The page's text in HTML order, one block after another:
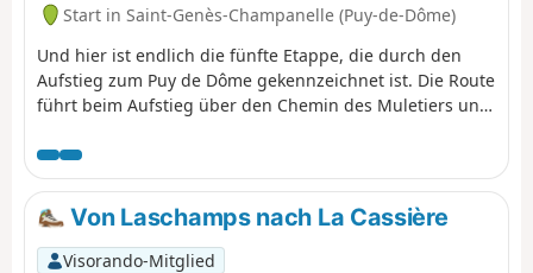
Start in Saint-Genès-Champanelle (Puy-de-Dôme)
Und hier ist endlich die fünfte Etappe, die durch den
Aufstieg zum Puy de Dôme gekennzeichnet ist. Die Route
führt beim Aufstieg über den Chemin des Muletiers und
Orcines. Vom höchsten Punkt dieser Etappe aus hat man
natürlich einen weiten Blick über die Metropole
Clermont-Ferrand, die Bergkette Chaînes, die
Combrailles, das Plateau des Dôme und das Massif du
Sancy.
Von Laschamps nach La Cassière
Visorando-Mitglied